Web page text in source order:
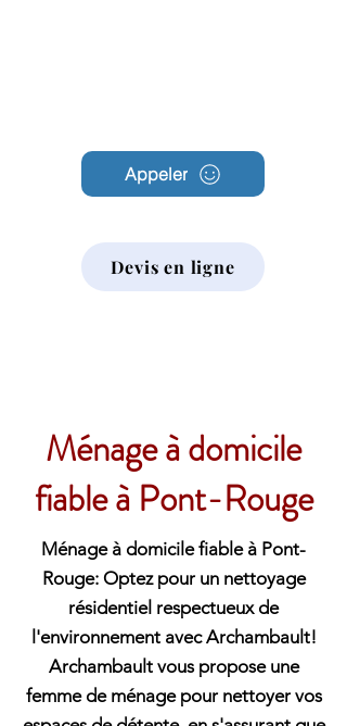
Appeler
Devis en ligne
Ménage à domicile
fiable à Pont-Rouge
Ménage à domicile fiable à Pont-
Rouge: Optez pour un nettoyage
résidentiel respectueux de
l'environnement avec Archambault!
Archambault vous propose une
femme de ménage pour nettoyer vos